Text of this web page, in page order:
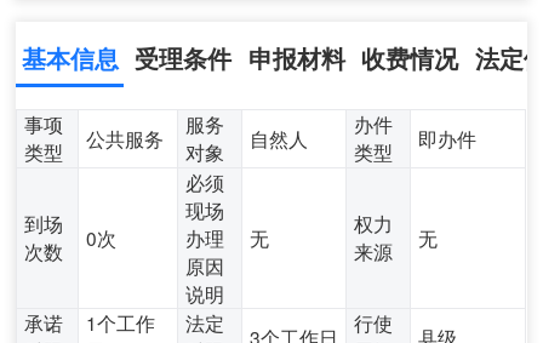
基本信息 受理条件 申报材料 收费情况 法定
事项
类型
公共服务
服务
对象
自然人
办件
类型
即办件
到场
次数
0次
必须
现场
办理
原因
说明
无
权力
来源
无
承诺
1个工作
法定
3个工作日
行使
县级